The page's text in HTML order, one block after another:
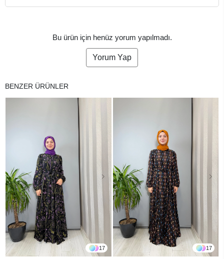
Bu ürün için henüz yorum yapılmadı.
Yorum Yap
BENZER ÜRÜNLER
17 17